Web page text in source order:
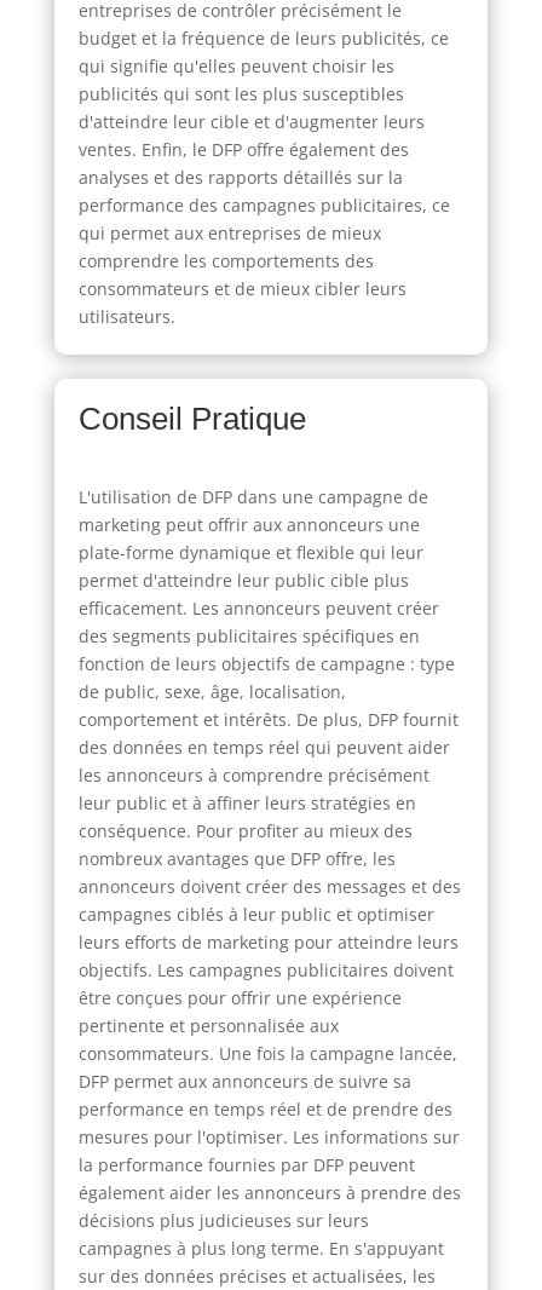
entreprises de contrôler précisément le
budget et la fréquence de leurs publicités, ce
qui signifie qu'elles peuvent choisir les
publicités qui sont les plus susceptibles
d'atteindre leur cible et d'augmenter leurs
ventes. Enfin, le DFP offre également des
analyses et des rapports détaillés sur la
performance des campagnes publicitaires, ce
qui permet aux entreprises de mieux
comprendre les comportements des
consommateurs et de mieux cibler leurs
utilisateurs.
Conseil Pratique
L'utilisation de DFP dans une campagne de
marketing peut offrir aux annonceurs une
plate-forme dynamique et flexible qui leur
permet d'atteindre leur public cible plus
efficacement. Les annonceurs peuvent créer
des segments publicitaires spécifiques en
fonction de leurs objectifs de campagne : type
de public, sexe, âge, localisation,
comportement et intérêts. De plus, DFP fournit
des données en temps réel qui peuvent aider
les annonceurs à comprendre précisément
leur public et à affiner leurs stratégies en
conséquence. Pour profiter au mieux des
nombreux avantages que DFP offre, les
annonceurs doivent créer des messages et des
campagnes ciblés à leur public et optimiser
leurs efforts de marketing pour atteindre leurs
objectifs. Les campagnes publicitaires doivent
être conçues pour offrir une expérience
pertinente et personnalisée aux
consommateurs. Une fois la campagne lancée,
DFP permet aux annonceurs de suivre sa
performance en temps réel et de prendre des
mesures pour l'optimiser. Les informations sur
la performance fournies par DFP peuvent
également aider les annonceurs à prendre des
décisions plus judicieuses sur leurs
campagnes à plus long terme. En s'appuyant
sur des données précises et actualisées, les